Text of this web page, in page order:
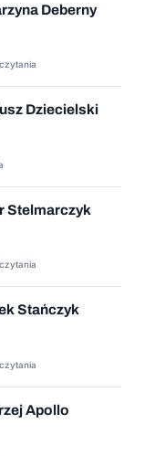
Deberny
Dziecielski
Stelmarczyk
Stańczyk
Apollo